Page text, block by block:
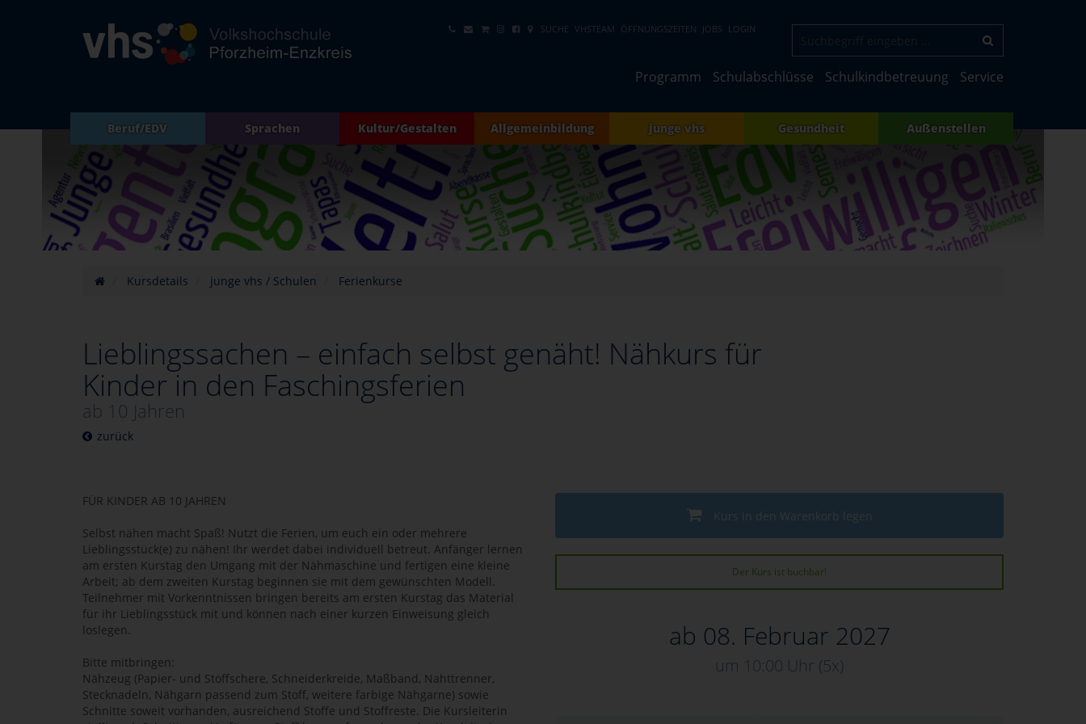
SUCHE VHSTEAM ÖFFNUNGSZEITEN JOBS LOGIN
Programm Schulabschlüsse Schulkindbetreuung Service
Beruf/EDV Sprachen Kultur/Gestalten Allgemeinbildung junge vhs Gesundheit Außenstellen
Kursdetails junge vhs / Schulen Ferienkurse
Lieblingssachen – einfach selbst genäht! Nähkurs für
Kinder in den Faschingsferien
ab 10 Jahren
zurück
Kurs in den Warenkorb legen
Der Kurs ist buchbar!
ab 08. Februar 2027
um 10:00 Uhr (5x)
FÜR KINDER AB 10 JAHREN
Selbst nähen macht Spaß! Nutzt die Ferien, um euch ein oder mehrere
Lieblingsstück(e) zu nähen! Ihr werdet dabei individuell betreut. Anfänger lernen
am ersten Kurstag den Umgang mit der Nähmaschine und fertigen eine kleine
Arbeit; ab dem zweiten Kurstag beginnen sie mit dem gewünschten Modell.
Teilnehmer mit Vorkenntnissen bringen bereits am ersten Kurstag das Material
für ihr Lieblingsstück mit und können nach einer kurzen Einweisung gleich
loslegen.
Bitte mitbringen:
Nähzeug (Papier- und Stoffschere, Schneiderkreide, Maßband, Nahttrenner,
Stecknadeln, Nähgarn passend zum Stoff, weitere farbige Nähgarne) sowie
Schnitte soweit vorhanden, ausreichend Stoffe und Stoffreste. Die Kursleiterin